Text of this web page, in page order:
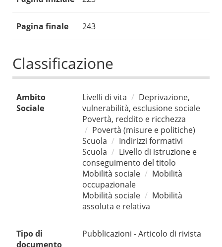
Pagina finale 243
Classificazione
Ambito
Sociale
Livelli di vita
Deprivazione,
vulnerabilità, esclusione sociale
Povertà, reddito e ricchezza
Povertà (misure e politiche)
Scuola
Indirizzi formativi
Scuola
Livello di istruzione e
conseguimento del titolo
Mobilità sociale
Mobilità
occupazionale
Mobilità sociale
Mobilità
assoluta e relativa
Tipo di
documento
Pubblicazioni - Articolo di rivista